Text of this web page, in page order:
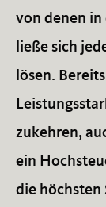
von denen in
ließe sich
lösen.
zukehren,
ein
die höchsten